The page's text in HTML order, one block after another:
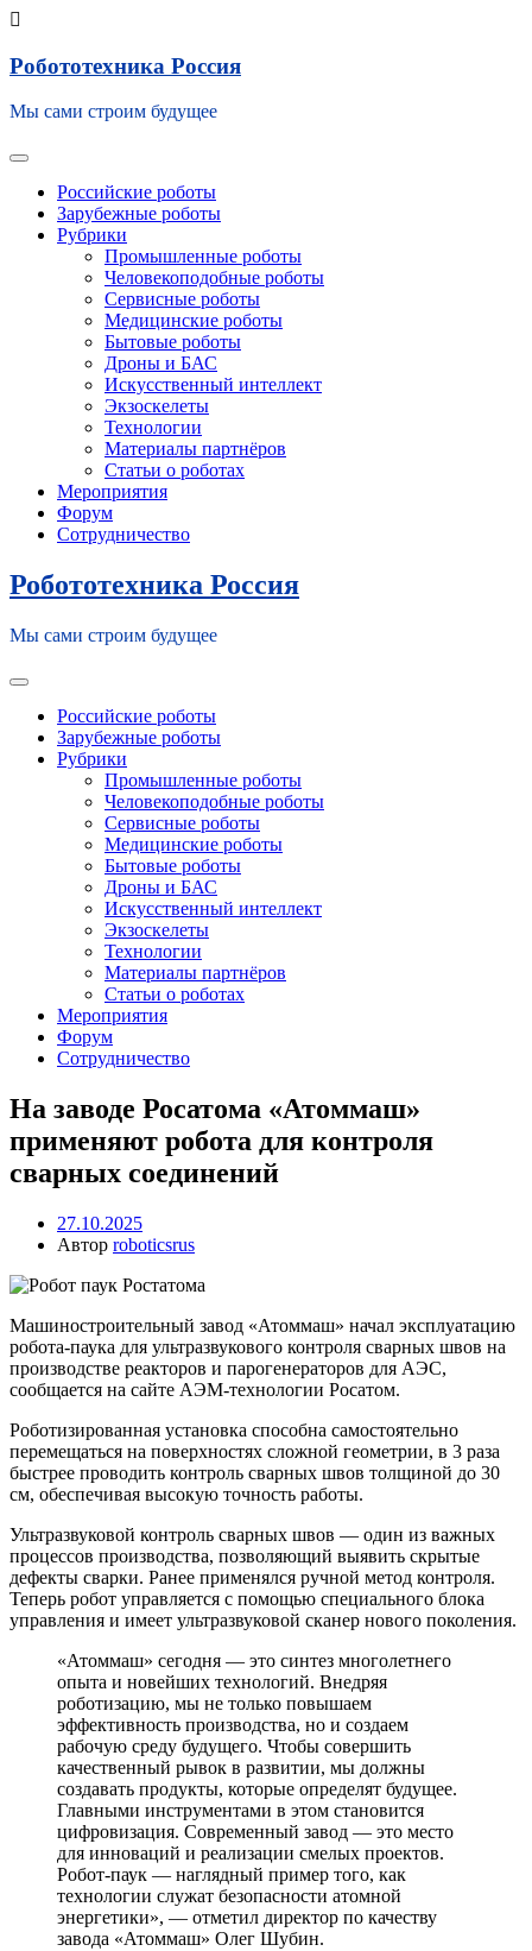
Skip
content
Робототехника Россия
Мы сами строим будущее
Toggle navigation
Российские роботы
Зарубежные роботы
Рубрики
Промышленные роботы
Человекоподобные роботы
Сервисные роботы
Медицинские роботы
Бытовые роботы
Дроны и БАС
Искусственный интеллект
Экзоскелеты
Технологии
Материалы партнёров
Статьи о роботах
Мероприятия
Форум
Сотрудничество
Робототехника Россия
Мы сами строим будущее
Toggle navigation
Российские роботы
Зарубежные роботы
Рубрики
Промышленные роботы
Человекоподобные роботы
Сервисные роботы
Медицинские роботы
Бытовые роботы
Дроны и БАС
Искусственный интеллект
Экзоскелеты
Технологии
Материалы партнёров
Статьи о роботах
Мероприятия
Форум
Сотрудничество
На заводе Росатома «Атоммаш»
применяют робота для контроля
сварных соединений
27.10.2025
Автор roboticsrus
Машиностроительный завод «Атоммаш» начал эксплуатацию
робота-паука для ультразвукового контроля сварных швов на
производстве реакторов и парогенераторов для АЭС,
сообщается на сайте АЭМ-технологии Росатом.
Роботизированная установка способна самостоятельно
перемещаться на поверхностях сложной геометрии, в 3 раза
быстрее проводить контроль сварных швов толщиной до 30
см, обеспечивая высокую точность работы.
Ультразвуковой контроль сварных швов — один из важных
процессов производства, позволяющий выявить скрытые
дефекты сварки. Ранее применялся ручной метод контроля.
Теперь робот управляется с помощью специального блока
управления и имеет ультразвуковой сканер нового поколения.
«Атоммаш» сегодня — это синтез многолетнего
опыта и новейших технологий. Внедряя
роботизацию, мы не только повышаем
эффективность производства, но и создаем
рабочую среду будущего. Чтобы совершить
качественный рывок в развитии, мы должны
создавать продукты, которые определят будущее.
Главными инструментами в этом становится
цифровизация. Современный завод — это место
для инноваций и реализации смелых проектов.
Робот-паук — наглядный пример того, как
технологии служат безопасности атомной
энергетики», — отметил директор по качеству
завода «Атоммаш» Олег Шубин.